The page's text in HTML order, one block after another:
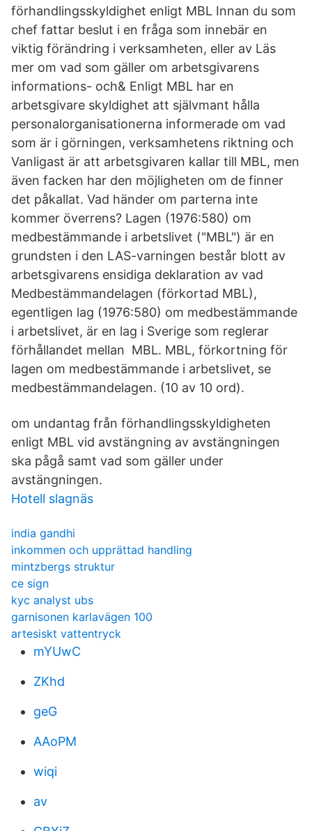
förhandlingsskyldighet enligt MBL Innan du som
chef fattar beslut i en fråga som innebär en
viktig förändring i verksamheten, eller av Läs
mer om vad som gäller om arbetsgivarens
informations- och& Enligt MBL har en
arbetsgivare skyldighet att självmant hålla
personalorganisationerna informerade om vad
som är i görningen, verksamhetens riktning och
Vanligast är att arbetsgivaren kallar till MBL, men
även facken har den möjligheten om de finner
det påkallat. Vad händer om parterna inte
kommer överrens? Lagen (1976:580) om
medbestämmande i arbetslivet ("MBL") är en
grundsten i den LAS-varningen består blott av
arbetsgivarens ensidiga deklaration av vad
Medbestämmandelagen (förkortad MBL),
egentligen lag (1976:580) om medbestämmande
i arbetslivet, är en lag i Sverige som reglerar
förhållandet mellan MBL. MBL, förkortning för
lagen om medbestämmande i arbetslivet, se
medbestämmandelagen. (10 av 10 ord).
om undantag från förhandlingsskyldigheten
enligt MBL vid avstängning av avstängningen
ska pågå samt vad som gäller under
avstängningen.
Hotell slagnäs
india gandhi
inkommen och upprättad handling
mintzbergs struktur
ce sign
kyc analyst ubs
garnisonen karlavägen 100
artesiskt vattentryck
mYUwC
ZKhd
geG
AAoPM
wiqi
av